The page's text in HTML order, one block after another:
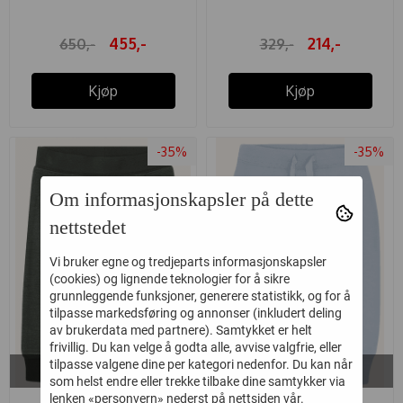
650,- 455,-
Kjøp
329,- 214,-
Kjøp
-35%
På lager i
56, 62, 74, 80, 92, 98
-35%
På lager i
56, 62, 68
Om informasjonskapsler på dette
nettstedet
Vi bruker egne og tredjeparts informasjonskapsler
(cookies) og lignende teknologier for å sikre
grunnleggende funksjoner, generere statistikk, og for å
tilpasse markedsføring og annonser (inkludert deling
av brukerdata med partnere). Samtykket er helt
frivillig. Du kan velge å godta alle, avvise valgfrie, eller
tilpasse valgene dine per kategori nedenfor. Du kan når
som helst endre eller trekke tilbake dine samtykker via
lenken «personvern» nederst på nettsiden vår.